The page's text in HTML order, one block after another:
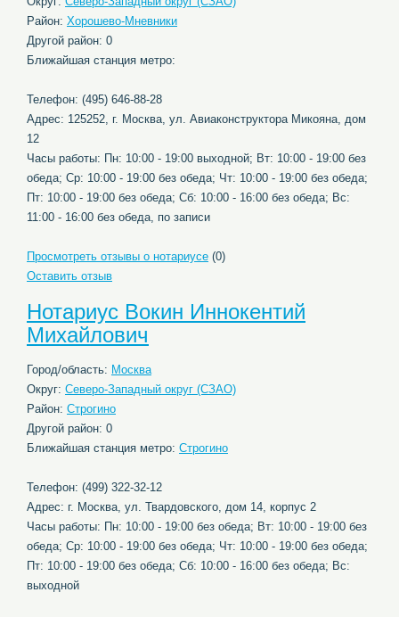
Район: Хорошево-Мневники
Другой район: 0
Ближайшая станция метро:
Телефон: (495) 646-88-28
Адрес: 125252, г. Москва, ул. Авиаконструктора Микояна, дом
12
Часы работы: Пн: 10:00 - 19:00 выходной; Вт: 10:00 - 19:00 без
обеда; Ср: 10:00 - 19:00 без обеда; Чт: 10:00 - 19:00 без обеда;
Пт: 10:00 - 19:00 без обеда; Сб: 10:00 - 16:00 без обеда; Вс:
11:00 - 16:00 без обеда, по записи
Просмотреть отзывы о нотариусе (0)
Оставить отзыв
Нотариус Вокин Иннокентий
Михайлович
Город/область: Москва
Округ: Северо-Западный округ (СЗАО)
Район: Строгино
Другой район: 0
Ближайшая станция метро: Строгино
Телефон: (499) 322-32-12
Адрес: г. Москва, ул. Твардовского, дом 14, корпус 2
Часы работы: Пн: 10:00 - 19:00 без обеда; Вт: 10:00 - 19:00 без
обеда; Ср: 10:00 - 19:00 без обеда; Чт: 10:00 - 19:00 без обеда;
Пт: 10:00 - 19:00 без обеда; Сб: 10:00 - 16:00 без обеда; Вс:
выходной